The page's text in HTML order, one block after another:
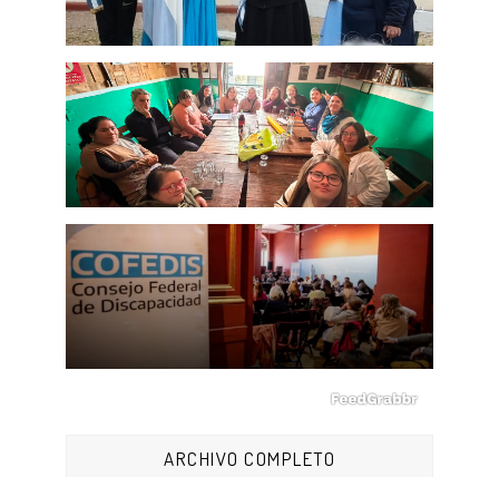
ARCHIVO COMPLETO